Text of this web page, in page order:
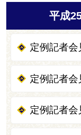
平成
定例記者会
定例記者
定例記者